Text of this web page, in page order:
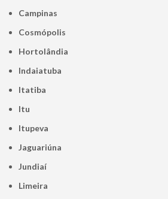
Campinas
Cosmópolis
Hortolândia
Indaiatuba
Itatiba
Itu
Itupeva
Jaguariúna
Jundiaí
Limeira